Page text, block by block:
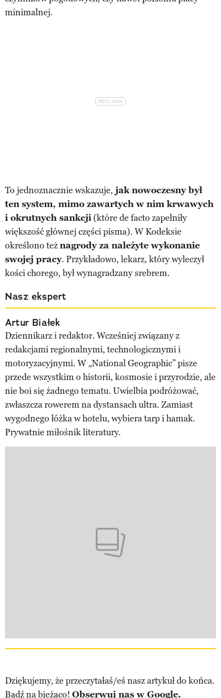
minimalnej.
To jednoznacznie wskazuje, jak nowoczesny był
ten system, mimo zawartych w nim krwawych
i okrutnych sankcji (które de facto zapełniły
większość głównej części pisma). W Kodeksie
określono teżnagrody za należyte wykonanie
swojej pracy. Przykładowo, lekarz, który wyleczył
kości chorego, był wynagradzany srebrem.
Nasz ekspert
Artur Białek
Dziennikarz i redaktor. Wcześniej związany z
redakcjami regionalnymi, technologicznymi i
motoryzacyjnymi. W „National Geographic” pisze
przede wszystkim o historii, kosmosie i przyrodzie, ale
nie boi się żadnego tematu. Uwielbia podróżować,
zwłaszcza rowerem na dystansach ultra. Zamiast
wygodnego łóżka w hotelu, wybiera tarp i hamak.
Prywatnie miłośnik literatury.
Dziękujemy, że przeczytałaś/eś nasz artykuł do końca.
Bądź na bieżąco! Obserwuj nas w Google.